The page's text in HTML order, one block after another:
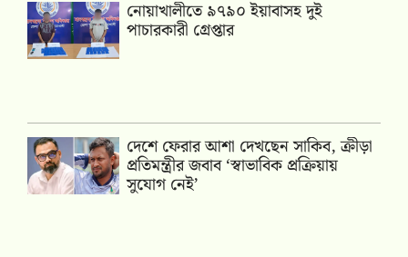
নোয়াখালীতে ৯৭৯০ ইয়াবাসহ দুই
পাচারকারী গ্রেপ্তার
দেশে ফেরার আশা দেখছেন সাকিব, ক্রীড়া
প্রতিমন্ত্রীর জবাব ‘স্বাভাবিক প্রক্রিয়ায়
সুযোগ নেই’